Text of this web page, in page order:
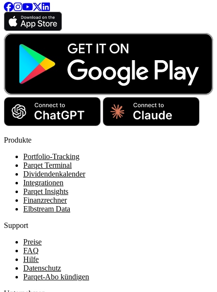
Produkte
Portfolio-Tracking
Parqet Terminal
Dividendenkalender
Integrationen
Parqet Insights
Finanzrechner
Elbstream Data
Support
Preise
FAQ
Hilfe
Datenschutz
Parqet-Abo kündigen